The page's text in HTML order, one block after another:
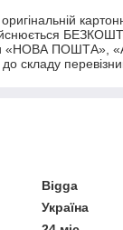
«НОВА ПОШТА»,
складу
Bigga
Україна